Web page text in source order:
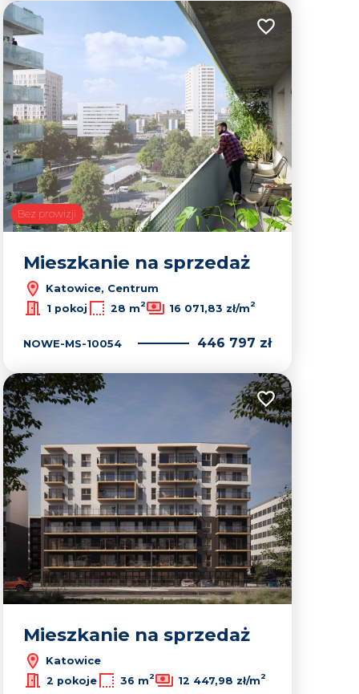
Bez prowizji
Dodaj do
Mieszkanie na sprzedaż
Katowice, Centrum
1 pokoj 28 m2 16 071,83 zł/m2
NOWE-MS-10054 446 797 zł
Dodaj do
Mieszkanie na sprzedaż
Katowice
2 pokoje 36 m2 12 447,98 zł/m2